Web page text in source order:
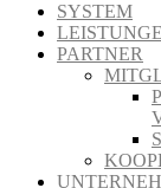
SYSTEM
PARTNER